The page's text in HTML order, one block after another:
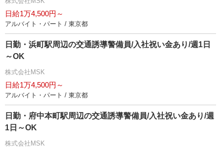
日給1万4,500円～
アルバイト・パート / 東京都
日勤・浜町駅周辺の交通誘導警備員/入社祝い金あり/週1日
～OK
株式会社MSK
日給1万4,500円～
アルバイト・パート / 東京都
日勤・府中本町駅周辺の交通誘導警備員/入社祝い金あり/週
1日～OK
株式会社MSK